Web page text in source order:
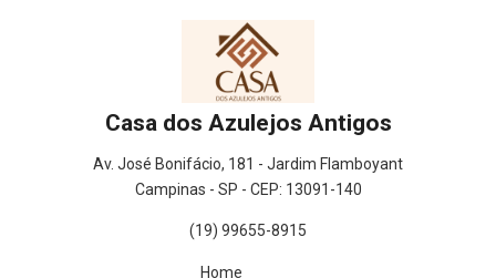
Casa dos Azulejos Antigos
Av. José Bonifácio, 181 - Jardim Flamboyant
Campinas - SP - CEP: 13091-140
(19) 99655-8915
Home